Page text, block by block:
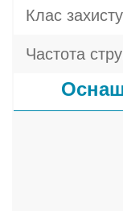
Клас захисту
Частота